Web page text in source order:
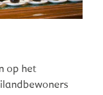
op het